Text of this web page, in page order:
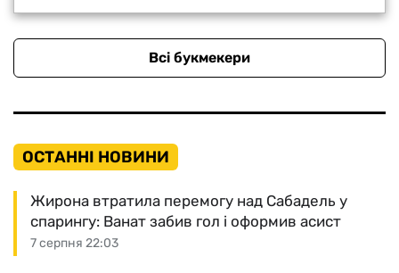
Всі букмекери
ОСТАННІ НОВИНИ
7 серпня 22:03
Жирона втратила перемогу над Сабадель у
спарингу: Ванат забив гол і оформив асист